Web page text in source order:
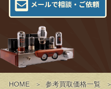
HOME 参考買取価格一覧